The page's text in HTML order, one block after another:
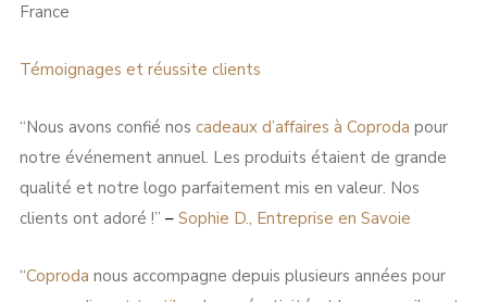
France
Témoignages et réussite clients
“Nous avons confié nos cadeaux d’affaires à Coproda pour
notre événement annuel. Les produits étaient de grande
qualité et notre logo parfaitement mis en valeur. Nos
clients ont adoré !” – Sophie D., Entreprise en Savoie
“Coproda nous accompagne depuis plusieurs années pour